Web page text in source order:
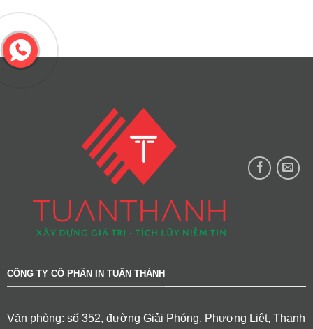
CÔNG TY CỔ PHẦN IN TUẤN THÀNH
Văn phòng: số 352, đường Giải Phóng, Phương Liệt, Thanh